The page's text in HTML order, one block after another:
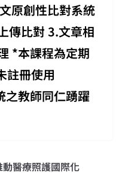
原創性比對系統
傳比對 3.文章相
*本課程為定期
註冊使用
教師同仁踴躍
醫療照護國際化